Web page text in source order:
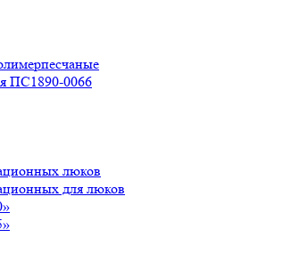
ПС1890-0066
люков
для люков